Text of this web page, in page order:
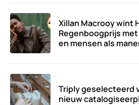
Xillan Macrooy wint
Regenboogprijs
en mensen als
Triply geselecteerd
nieuw